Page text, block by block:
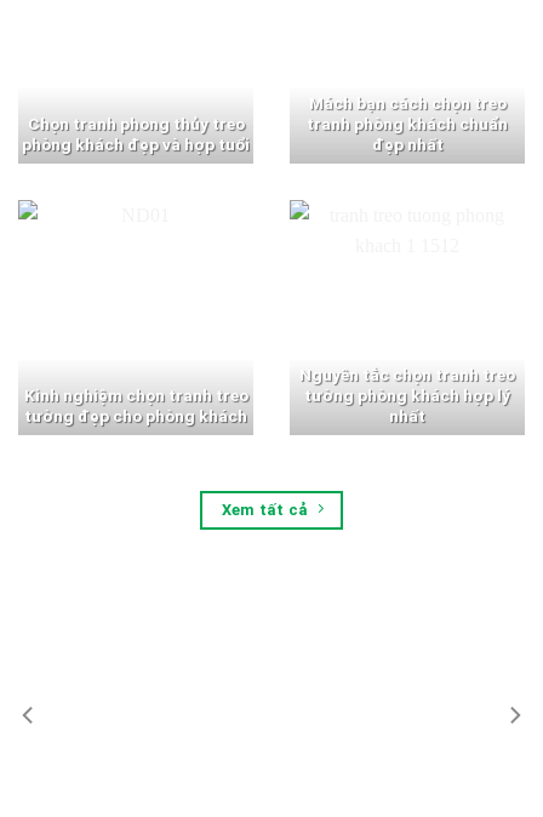
Chọn tranh phong thủy treo
phòng khách đẹp và hợp tuổi
Mách bạn cách chọn treo
tranh phòng khách chuẩn
đẹp nhất
Kinh nghiệm chọn tranh treo
tường đẹp cho phòng khách
Nguyên tắc chọn tranh treo
tường phòng khách hợp lý
nhất
Xem tất cả